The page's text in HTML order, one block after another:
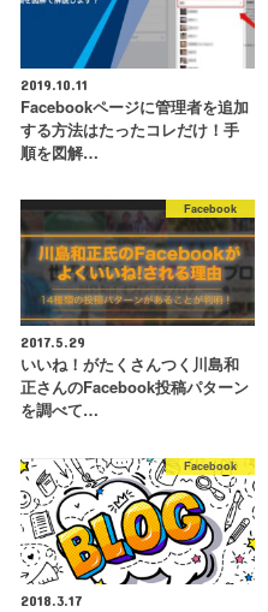
2019.10.11
Facebookページに管理者を追加
する方法はたったコレだけ！手
順を図解…
Facebook
2017.5.29
いいね！がたくさんつく川島和
正さんのFacebook投稿パターン
を調べて…
Facebook
2018.3.17